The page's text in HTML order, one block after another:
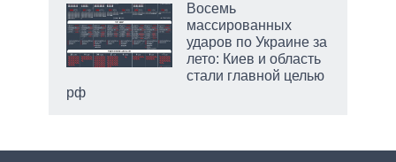
Восемь
массированных
ударов по Украине за
лето: Киев и область
стали главной целью
рф